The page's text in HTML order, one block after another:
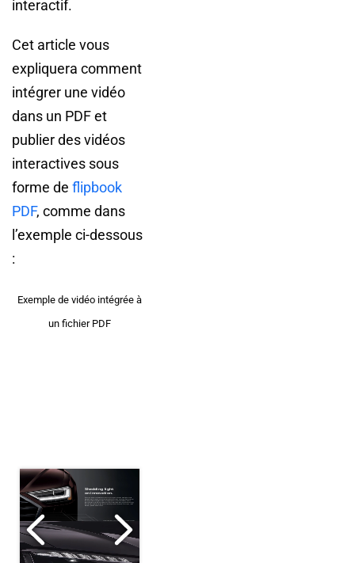
interactif.
Cet article vous
expliquera comment
intégrer une vidéo
dans un PDF et
publier des vidéos
interactives sous
forme de flipbook
PDF, comme dans
l’exemple ci-dessous
:
Exemple de vidéo intégrée à
un fichier PDF